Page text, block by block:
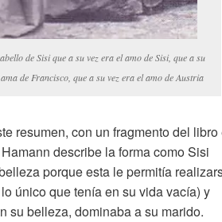
de Sisi que a su vez era el amo de Sisi, que a su
de Francisco, que a su vez era el amo de Austria
resumen, con un fragmento del libro
describe la forma como Sisi
porque esta le permitía
único que tenía en su vida vacía) y
su belleza, dominaba a su marido.